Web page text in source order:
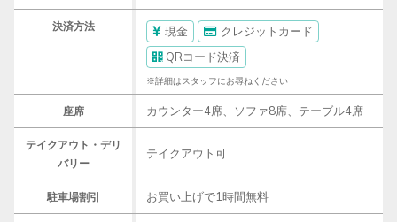
決済方法 現金
クレジットカード
QRコード決済
※詳細はスタッフにお尋ねください
座席 カウンター4席、ソファ8席、テーブル4席
テイクアウト・デリ
バリー
テイクアウト可
駐車場割引 お買い上げで1時間無料